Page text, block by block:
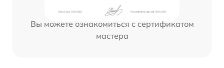
Вы можете ознакомиться с сертификатом
мастера